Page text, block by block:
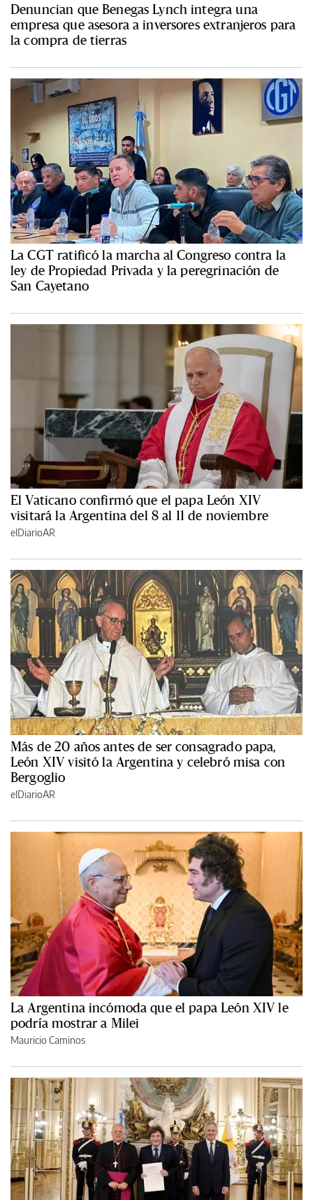
Denuncian que Benegas Lynch integra una
empresa que asesora a inversores extranjeros para
la compra de tierras
La CGT ratificó la marcha al Congreso contra la
ley de Propiedad Privada y la peregrinación de
San Cayetano
El Vaticano confirmó que el papa León XIV
visitará la Argentina del 8 al 11 de noviembre
elDiarioAR
Más de 20 años antes de ser consagrado papa,
León XIV visitó la Argentina y celebró misa con
Bergoglio
elDiarioAR
La Argentina incómoda que el papa León XIV le
podría mostrar a Milei
Mauricio Caminos